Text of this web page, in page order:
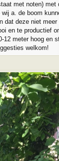
met noten) met
a. de boom
dat deze niet
en te productief
12 meter hoog en
welkom!